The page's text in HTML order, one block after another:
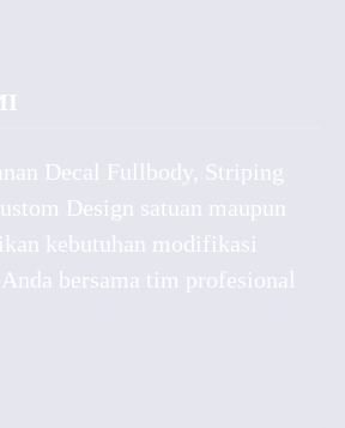
Decal Fullbody, Striping
Design satuan maupun
kebutuhan modifikasi
bersama tim profesional